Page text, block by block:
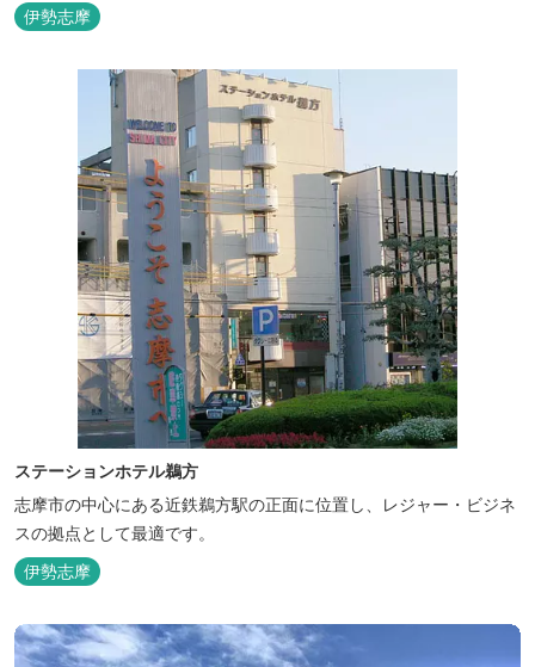
い。
伊勢志摩
ステーションホテル鵜方
志摩市の中心にある近鉄鵜方駅の正面に位置し、レジャー・ビジネ
スの拠点として最適です。
伊勢志摩